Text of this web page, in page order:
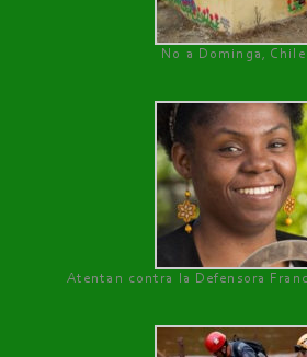
No a Dominga, Chile
Atentan contra la Defensora